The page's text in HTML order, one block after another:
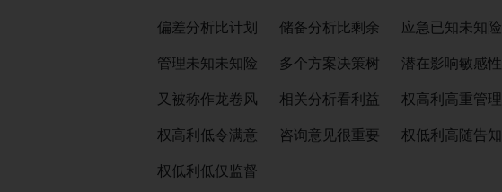
偏差分析比计划 储备分析比剩余 应急已知未知险
管理未知未知险 多个方案决策树 潜在影响敏感性
又被称作龙卷风 相关分析看利益 权高利高重管理
权高利低令满意 咨询意见很重要 权低利高随告知
权低利低仅监督